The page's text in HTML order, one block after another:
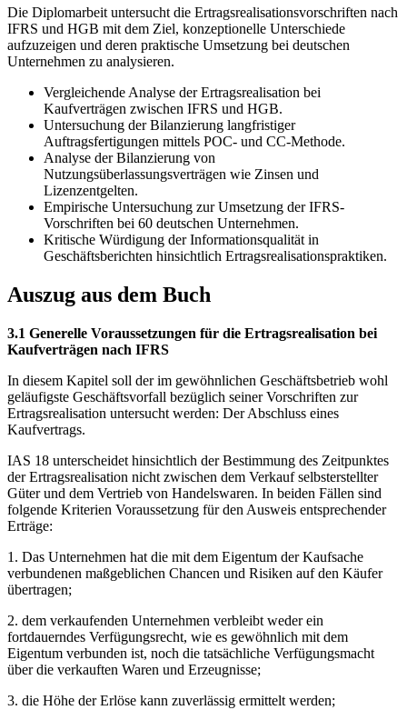
Die Diplomarbeit untersucht die Ertragsrealisationsvorschriften nach
IFRS und HGB mit dem Ziel, konzeptionelle Unterschiede
aufzuzeigen und deren praktische Umsetzung bei deutschen
Unternehmen zu analysieren.
Vergleichende Analyse der Ertragsrealisation bei
Kaufverträgen zwischen IFRS und HGB.
Untersuchung der Bilanzierung langfristiger
Auftragsfertigungen mittels POC- und CC-Methode.
Analyse der Bilanzierung von
Nutzungsüberlassungsverträgen wie Zinsen und
Lizenzentgelten.
Empirische Untersuchung zur Umsetzung der IFRS-
Vorschriften bei 60 deutschen Unternehmen.
Kritische Würdigung der Informationsqualität in
Geschäftsberichten hinsichtlich Ertragsrealisationspraktiken.
Auszug aus dem Buch
3.1 Generelle Voraussetzungen für die Ertragsrealisation bei
Kaufverträgen nach IFRS
In diesem Kapitel soll der im gewöhnlichen Geschäftsbetrieb wohl
geläufigste Geschäftsvorfall bezüglich seiner Vorschriften zur
Ertragsrealisation untersucht werden: Der Abschluss eines
Kaufvertrags.
IAS 18 unterscheidet hinsichtlich der Bestimmung des Zeitpunktes
der Ertragsrealisation nicht zwischen dem Verkauf selbsterstellter
Güter und dem Vertrieb von Handelswaren. In beiden Fällen sind
folgende Kriterien Voraussetzung für den Ausweis entsprechender
Erträge:
1. Das Unternehmen hat die mit dem Eigentum der Kaufsache
verbundenen maßgeblichen Chancen und Risiken auf den Käufer
übertragen;
2. dem verkaufenden Unternehmen verbleibt weder ein
fortdauerndes Verfügungsrecht, wie es gewöhnlich mit dem
Eigentum verbunden ist, noch die tatsächliche Verfügungsmacht
über die verkauften Waren und Erzeugnisse;
3. die Höhe der Erlöse kann zuverlässig ermittelt werden;